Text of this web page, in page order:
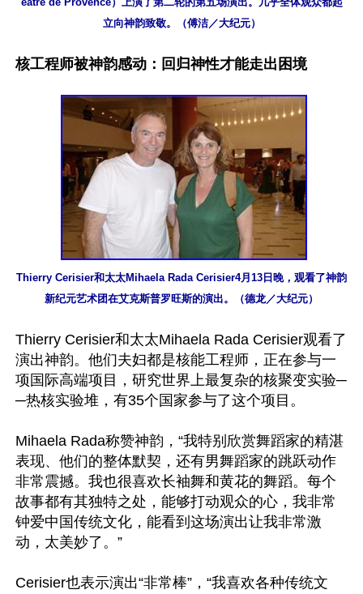
立向神韵致敬。（傅洁／大纪元）
核工程师被神韵感动：回归神性才能走出困境
Thierry Cerisier和太太Mihaela Rada Cerisier4月13日晚，观看了神韵
新纪元艺术团在艾克斯普罗旺斯的演出。（德龙／大纪元）
Thierry Cerisier和太太Mihaela Rada Cerisier观看了
演出神韵。他们夫妇都是核能工程师，正在参与一
项国际高端项目，研究世界上最复杂的核聚变实验─
─热核实验堆，有35个国家参与了这个项目。
Mihaela Rada称赞神韵，“我特别欣赏舞蹈家的精湛
表现、他们的整体默契，还有男舞蹈家的跳跃动作
非常震撼。我也很喜欢长袖舞和黄花的舞蹈。每个
故事都有其独特之处，能够打动观众的心，我非常
钟爱中国传统文化，能看到这场演出让我非常激
动，太美妙了。”
Cerisier也表示演出“非常棒”，“我喜欢各种传统文